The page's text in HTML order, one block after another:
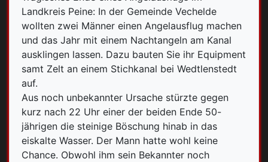
Landkreis Peine: In der Gemeinde Vechelde
wollten zwei Männer einen Angelausflug machen
und das Jahr mit einem Nachtangeln am Kanal
ausklingen lassen. Dazu bauten Sie ihr Equipment
samt Zelt an einem Stichkanal bei Wedtlenstedt
auf.
Aus noch unbekannter Ursache stürzte gegen
kurz nach 22 Uhr einer der beiden Ende 50-
jährigen die steinige Böschung hinab in das
eiskalte Wasser. Der Mann hatte wohl keine
Chance. Obwohl ihm sein Bekannter noch